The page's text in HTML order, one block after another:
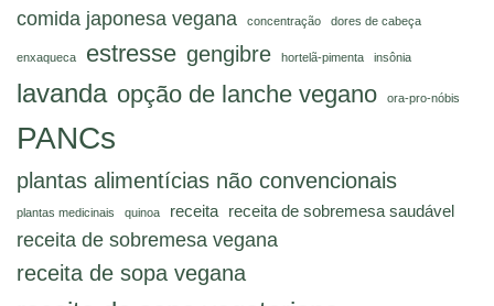
comida japonesa vegana
concentração dores de cabeça
enxaqueca estresse gengibre hortelã-pimenta insônia
lavanda opção de lanche vegano ora-pro-nóbis
PANCs
plantas alimentícias não convencionais
plantas medicinais quinoa receita receita de sobremesa saudável
receita de sobremesa vegana
receita de sopa vegana